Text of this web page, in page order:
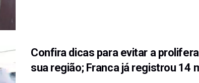
Confira dicas para evitar a
sua região; Franca já registrou 14